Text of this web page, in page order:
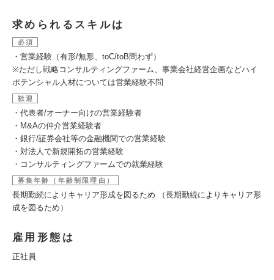
求められるスキルは
必須
・営業経験（有形/無形、toC/toB問わず）
※ただし戦略コンサルティングファーム、事業会社経営企画などハイ
ポテンシャル人材については営業経験不問
歓迎
・代表者/オーナー向けの営業経験者
・M&Aの仲介営業経験者
・銀行/証券会社等の金融機関での営業経験
・対法人で新規開拓の営業経験
・コンサルティングファームでの就業経験
募集年齢（年齢制限理由）
長期勤続によりキャリア形成を図るため （長期勤続によりキャリア形
成を図るため）
雇用形態は
正社員